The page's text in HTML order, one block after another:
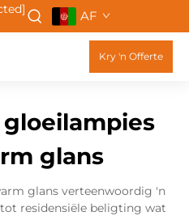
AF
Kry 'n Offerte
glans
glans verteenwoordig 'n
residensiële beligting wat